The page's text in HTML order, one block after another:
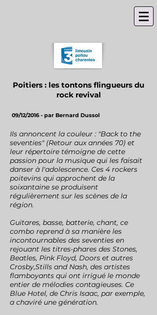
Poitiers : les tontons flingueurs du
rock revival
09/12/2016 - par Bernard Dussol
Ils annoncent la couleur : "Back to the
seventies" (Retour aux années 70) et
leur répertoire témoigne de cette
passion pour la musique qui les faisait
danser à l'adolescence. Ces 4 rockers
poitevins qui approchent de la
soixantaine se produisent
régulièrement sur les scènes de la
région.
Guitares, basse, batterie, chant, ce
combo reprend à sa manière les
incontournables des seventies en
rejouant les titres-phares des Stones,
Beatles, Pink Floyd, Doors et autres
Crosby,Stills and Nash, des artistes
flamboyants qui ont irrigué le monde
entier de mélodies contagieuses. Ce
Blue Hotel, de Chris Isaac, par exemple,
a chaviré une génération.